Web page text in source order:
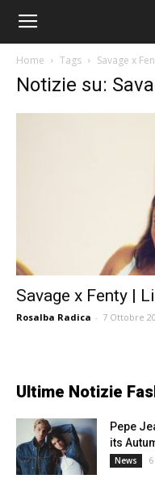
Home Tags Savage x
Notizie su:
Savage x Fenty |
Rosalba Radica - 7 Ottobre
Ultime Notizie
Pepe
its
News